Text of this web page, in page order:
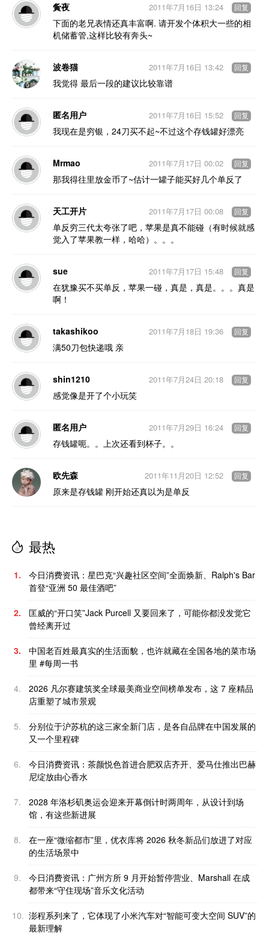
夤夜
下面的老兄表情还真丰富啊. 请开发个体积大一些的相
机储蓄管,这样比较有奔头~
2011年7月16日 13:24 回复
波卷猫
我觉得 最后一段的建议比较靠谱
2011年7月16日 13:42 回复
匿名用户
我现在是穷银，24刀买不起~不过这个存钱罐好漂亮
2011年7月16日 15:52 回复
Mrmao
那我得往里放金币了~估计一罐子能买好几个单反了
2011年7月17日 00:02 回复
天工开片
单反穷三代太夸张了吧，苹果是真不能碰（有时候就感
觉入了苹果教一样，哈哈）。。。
2011年7月17日 00:08 回复
sue
在犹豫买不买单反，苹果一碰，真是，真是。。。真是
啊！
2011年7月17日 15:48 回复
takashikoo
满50刀包快递哦 亲
2011年7月18日 19:36 回复
shin1210
感觉像是开了个小玩笑
2011年7月24日 20:18 回复
匿名用户
存钱罐呃。。上次还看到杯子。。
2011年7月29日 16:24 回复
欧先森
原来是存钱罐 刚开始还真以为是单反
2011年11月20日 12:52 回复
最热
1.
今日消费资讯：星巴克“兴趣社区空间”全面焕新、Ralph's Bar
首登“亚洲 50 最佳酒吧”
2.
匡威的“开口笑”Jack Purcell 又要回来了，可能你都没发觉它
曾经离开过
3.
中国老百姓最真实的生活面貌，也许就藏在全国各地的菜市场
里 #每周一书
4.
2026 凡尔赛建筑奖全球最美商业空间榜单发布，这 7 座精品
店重塑了城市景观
5.
分别位于沪苏杭的这三家全新门店，是各自品牌在中国发展的
又一个里程碑
6.
今日消费资讯：茶颜悦色首进合肥双店齐开、爱马仕推出巴赫
尼绽放由心香水
7.
2028 年洛杉矶奥运会迎来开幕倒计时两周年，从设计到场
馆，有这些新进展
8.
在一座“微缩都市”里，优衣库将 2026 秋冬新品们放进了对应
的生活场景中
9.
今日消费资讯：广州方所 9 月开始暂停营业、Marshall 在成
都带来“守住现场”音乐文化活动
10. 澎程系列来了，它体现了小米汽车对“智能可变大空间 SUV”的
最新理解